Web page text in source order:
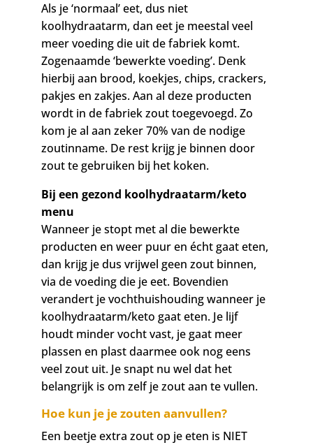
Als je ‘normaal’ eet, dus niet
koolhydraatarm, dan eet je meestal veel
meer voeding die uit de fabriek komt.
Zogenaamde ‘bewerkte voeding’. Denk
hierbij aan brood, koekjes, chips, crackers,
pakjes en zakjes. Aan al deze producten
wordt in de fabriek zout toegevoegd. Zo
kom je al aan zeker 70% van de nodige
zoutinname. De rest krijg je binnen door
zout te gebruiken bij het koken.
Bij een gezond koolhydraatarm/keto
menu
Wanneer je stopt met al die bewerkte
producten en weer puur en écht gaat eten,
dan krijg je dus vrijwel geen zout binnen,
via de voeding die je eet. Bovendien
verandert je vochthuishouding wanneer je
koolhydraatarm/keto gaat eten. Je lijf
houdt minder vocht vast, je gaat meer
plassen en plast daarmee ook nog eens
veel zout uit. Je snapt nu wel dat het
belangrijk is om zelf je zout aan te vullen.
Hoe kun je je zouten aanvullen?
Een beetje extra zout op je eten is NIET